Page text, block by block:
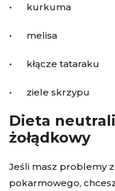
• kurkuma
• melisa
• kłącze tataraku
• ziele skrzypu
Dieta
żołądkowy
Jeśli masz problemy
pokarmowego,